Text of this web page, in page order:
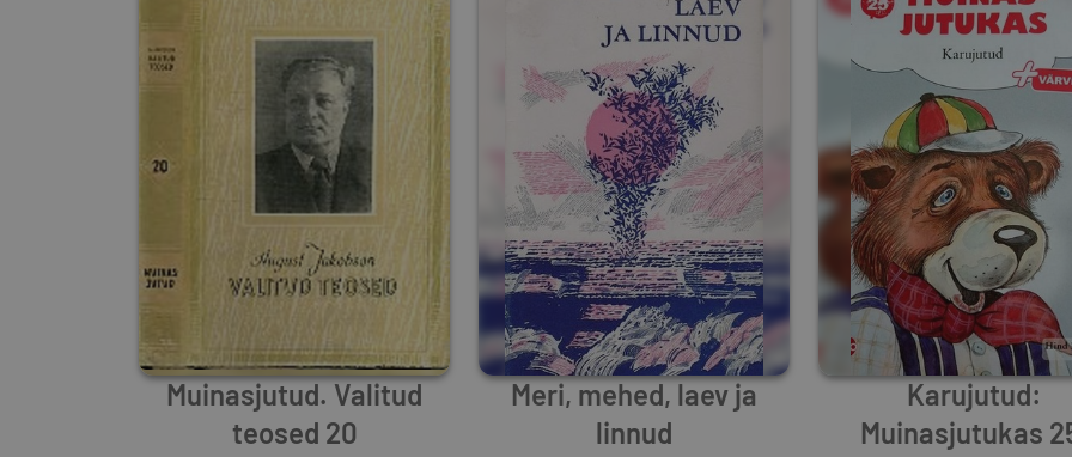
Muinasjutud. Valitud
teosed 20
Meri, mehed, laev ja
linnud
Karujutud:
Muinasjutukas